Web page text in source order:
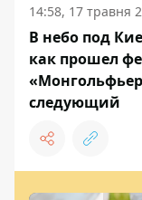
14:58, 17 травня
В небо под
как прошел
следующий